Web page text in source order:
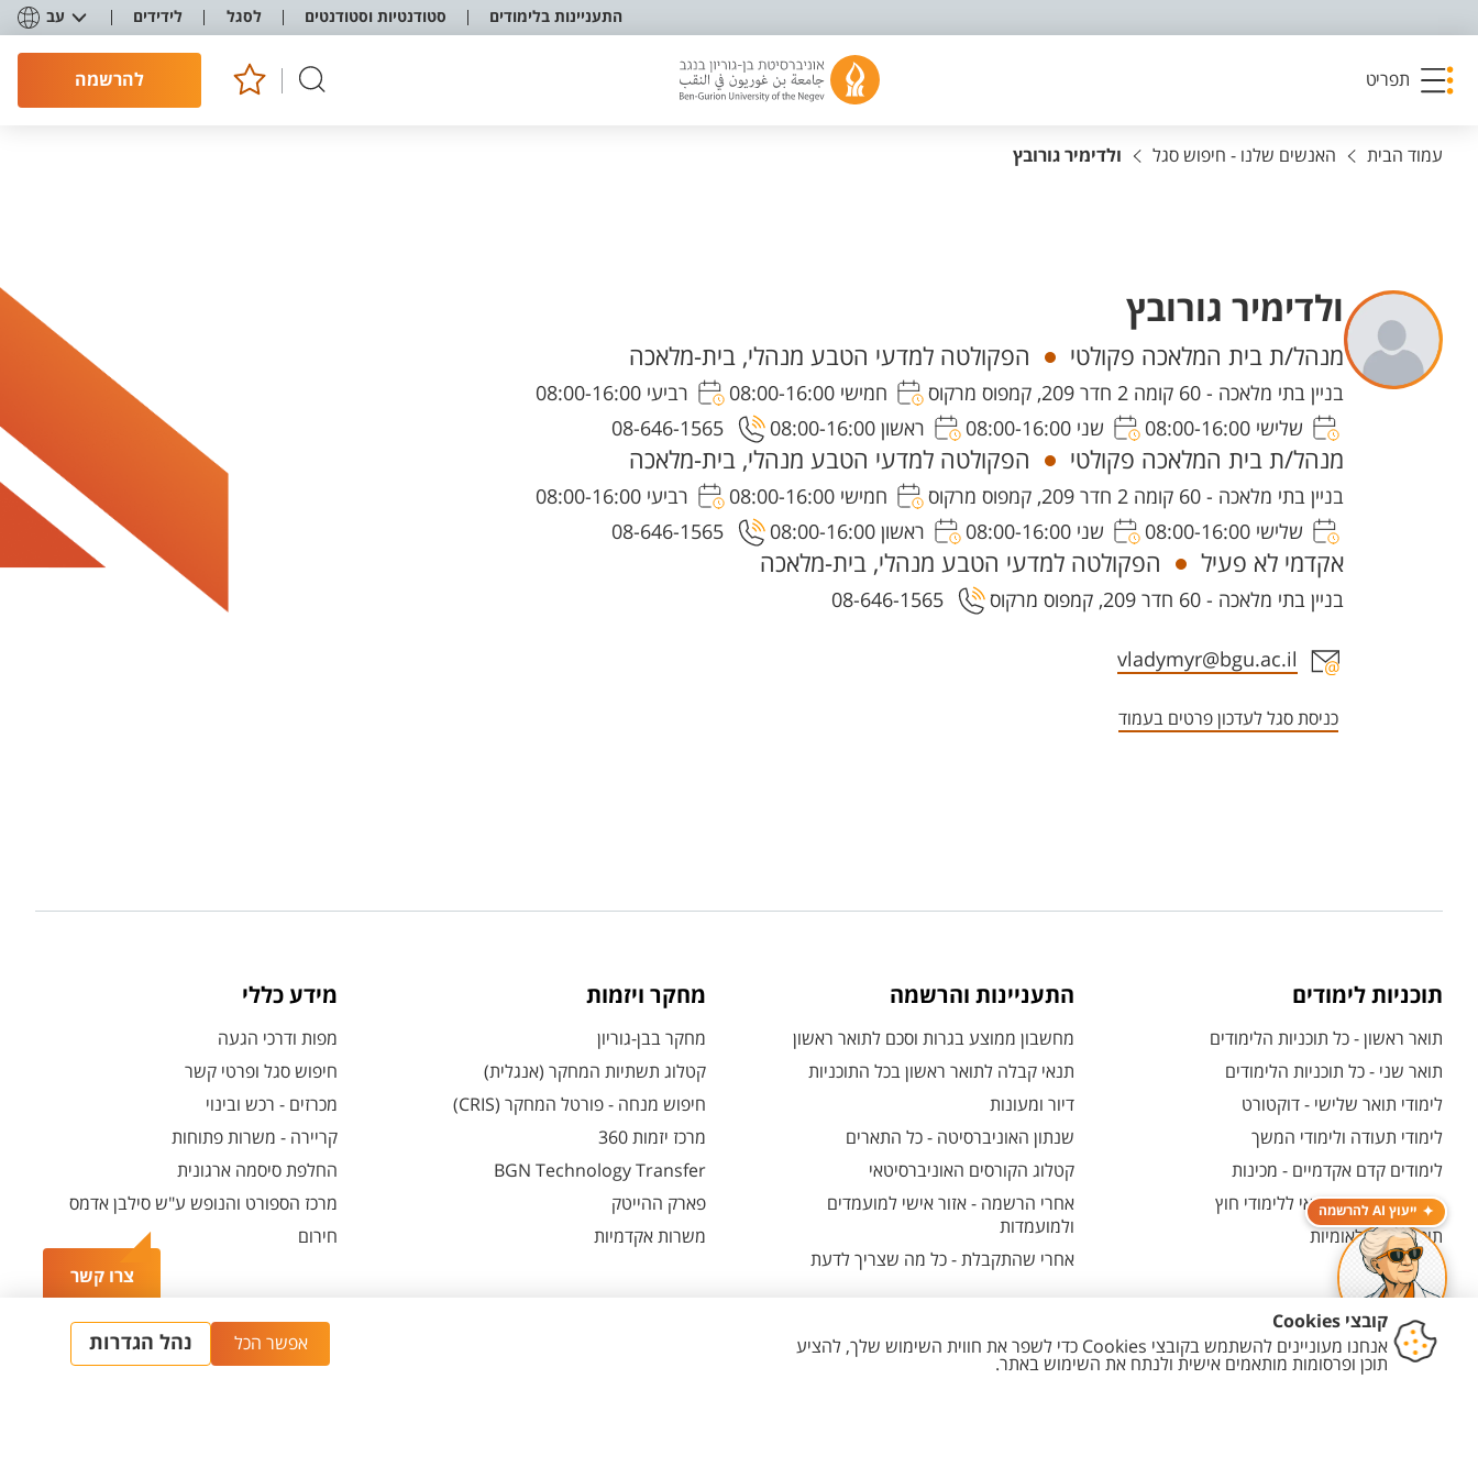
התעניינות בלימודים סטודנטיות וסטודנטים לסגל לידידים עב
תפריט להרשמה
צרו קשר
ייעוץ AI להרשמה
עמוד הבית האנשים שלנו - חיפוש סגל ולדימיר גורובץ
ולדימיר גורובץ
יחידות
מנהל/ת בית המלאכה פקולטי הפקולטה למדעי הטבע מנהלי, בית-מלאכה
בניין בתי מלאכה - 60 קומה 2 חדר 209, קמפוס מרקוס חמישי 08:00-16:00
רביעי 08:00-16:00
שלישי 08:00-16:00
שני 08:00-16:00 ראשון 08:00-16:00 08-646-1565
מנהל/ת בית המלאכה פקולטי הפקולטה למדעי הטבע מנהלי, בית-מלאכה
בניין בתי מלאכה - 60 קומה 2 חדר 209, קמפוס מרקוס חמישי 08:00-16:00
רביעי 08:00-16:00
שלישי 08:00-16:00
שני 08:00-16:00 ראשון 08:00-16:00 08-646-1565
אקדמי לא פעיל הפקולטה למדעי הטבע מנהלי, בית-מלאכה
בניין בתי מלאכה - 60 חדר 209, קמפוס מרקוס 08-646-1565
אזור צור קשר עם איש הסגל
vladymyr@bgu.ac.il
כניסת סגל לעדכון פרטים בעמוד
תוכניות לימודים
תואר ראשון - כל תוכניות הלימודים
תואר שני - כל תוכניות הלימודים
לימודי תואר שלישי - דוקטורט
לימודי תעודה ולימודי המשך
לימודים קדם אקדמיים - מכינות
המרכז האוניברסיטאי ללימודי חוץ
תוכניות בין-לאומיות
התעניינות והרשמה
מחשבון ממוצע בגרות וסכם לתואר ראשון
תנאי קבלה לתואר ראשון בכל התוכניות
דיור ומעונות
שנתון האוניברסיטה - כל התארים
קטלוג הקורסים האוניברסיטאי
אחרי הרשמה - אזור אישי למועמדים
ולמועמדות
אחרי שהתקבלת - כל מה שצריך לדעת
מחקר ויזמות
מחקר בבן-גוריון
קטלוג תשתיות המחקר (אנגלית)
חיפוש מנחה - פורטל המחקר (CRIS)
מרכז יזמות 360
BGN Technology Transfer
פארק ההייטק
משרות אקדמיות
מידע כללי
מפות ודרכי הגעה
חיפוש סגל ופרטי קשר
מכרזים - רכש ובינוי
קריירה - משרות פתוחות
החלפת סיסמה ארגונית
מרכז הספורט והנופש ע"ש סילבן אדמס
חירום